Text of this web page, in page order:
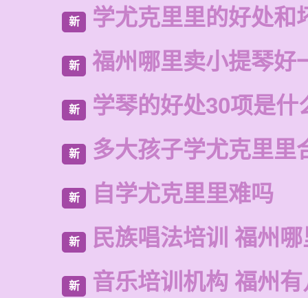
新 学尤克里里的好处和
新 福州哪里卖小提琴好
新 学琴的好处30项是什
新 多大孩子学尤克里里
新 自学尤克里里难吗
新 民族唱法培训 福州
新 音乐培训机构 福州